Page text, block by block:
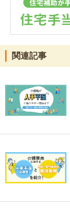
関連記事